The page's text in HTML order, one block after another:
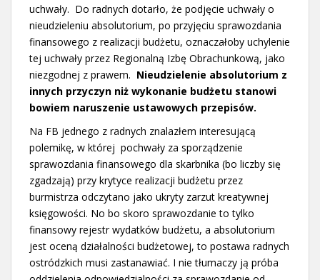
uchwały. Do radnych dotarło, że podjęcie uchwały o
nieudzieleniu absolutorium, po przyjęciu sprawozdania
finansowego z realizacji budżetu, oznaczałoby uchylenie
tej uchwały przez Regionalną Izbę Obrachunkową, jako
niezgodnej z prawem. Nieudzielenie absolutorium z
innych przyczyn niż wykonanie budżetu stanowi
bowiem naruszenie ustawowych przepisów.
Na FB jednego z radnych znalazłem interesującą
polemikę, w której pochwały za sporządzenie
sprawozdania finansowego dla skarbnika (bo liczby się
zgadzają) przy krytyce realizacji budżetu przez
burmistrza odczytano jako ukryty zarzut kreatywnej
księgowości. No bo skoro sprawozdanie to tylko
finansowy rejestr wydatków budżetu, a absolutorium
jest oceną działalności budżetowej, to postawa radnych
ostródzkich musi zastanawiać. I nie tłumaczy ją próba